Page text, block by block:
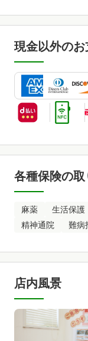
現金以外の
各種保険の
麻薬 生活保護
精神通院
難病
店内風景